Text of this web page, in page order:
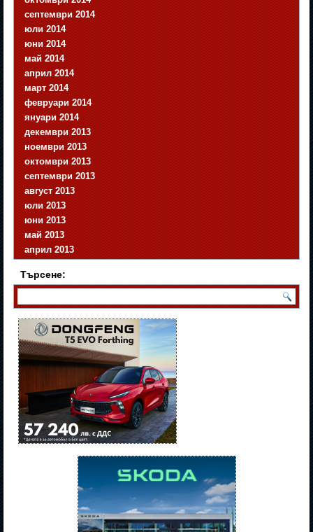
септември 2014
юли 2014
юни 2014
май 2014
април 2014
март 2014
февруари 2014
януари 2014
декември 2013
ноември 2013
октомври 2013
септември 2013
август 2013
юли 2013
юни 2013
май 2013
април 2013
Търсене: